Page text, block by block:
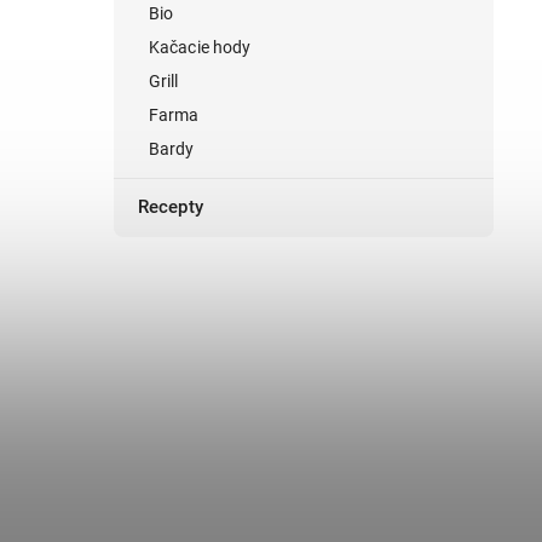
Bio
Kačacie hody
Grill
Farma
Bardy
Recepty